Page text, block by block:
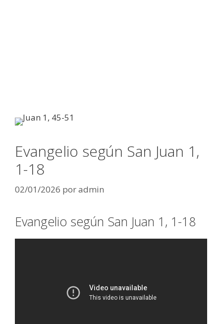
Evangelio según San Juan 1,
1-18
02/01/2026 poradmin
Evangelio según San Juan 1, 1-18